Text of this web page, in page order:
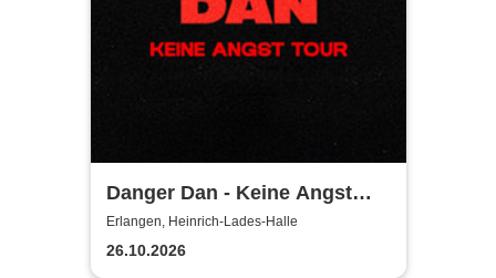
Danger Dan - Keine Angst
Tour 2026 / 2027
Erlangen, Heinrich-Lades-Halle
26.10.2026